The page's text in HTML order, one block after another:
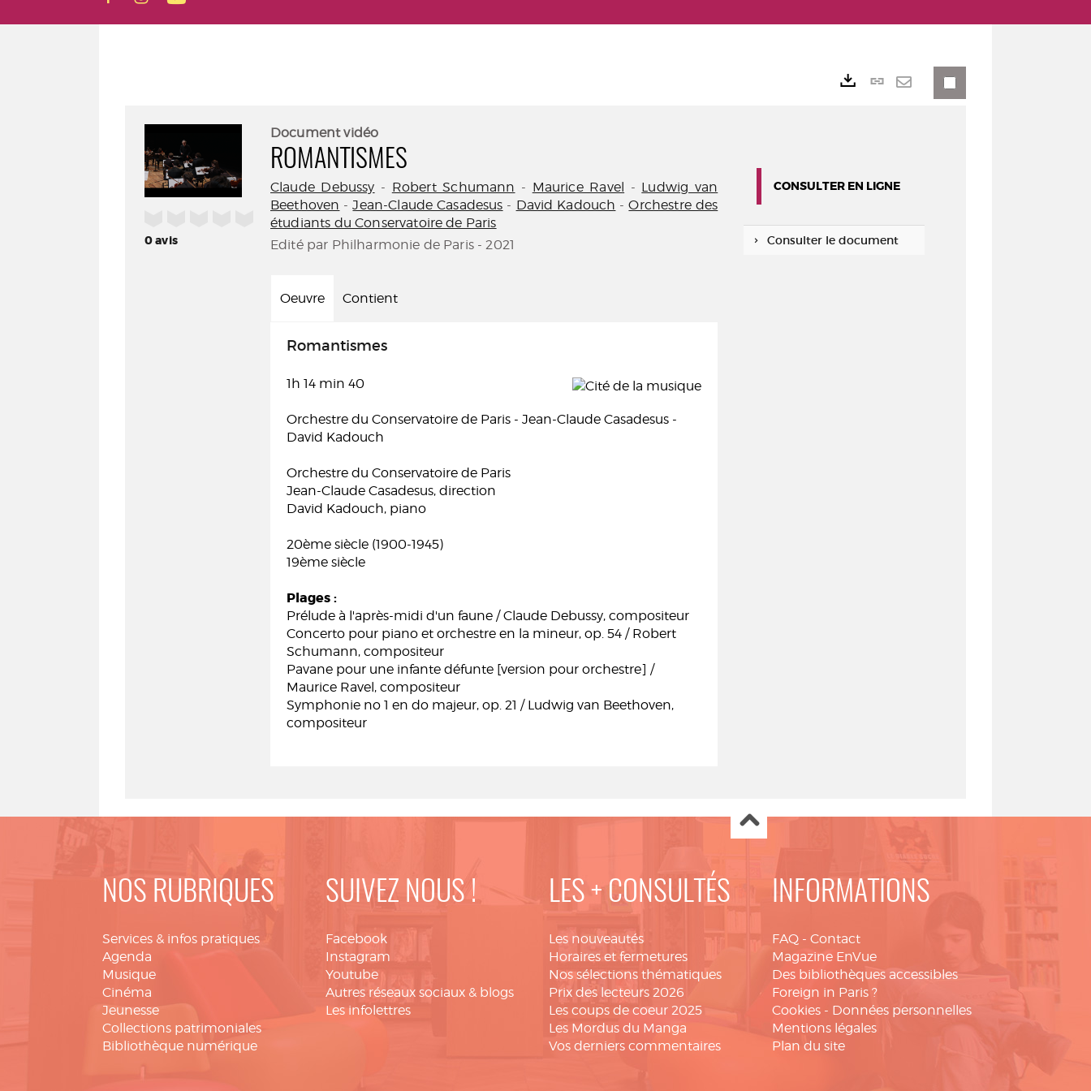
0avis
Document vidéo
ROMANTISMES
Claude Debussy - Robert Schumann - Maurice Ravel - Ludwig van
Beethoven -Jean-Claude Casadesus - David Kadouch -Orchestre des
étudiants du Conservatoire de Paris
Edité par Philharmonie de Paris - 2021
Oeuvre Contient
Romantismes
1h 14 min 40
Orchestre du Conservatoire de Paris - Jean-Claude Casadesus -
David Kadouch
Orchestre du Conservatoire de Paris
Jean-Claude Casadesus, direction
David Kadouch, piano
20ème siècle (1900-1945)
19ème siècle
Plages :
Prélude à l'après-midi d'un faune / Claude Debussy, compositeur
Concerto pour piano et orchestre en la mineur, op. 54 / Robert
Schumann, compositeur
Pavane pour une infante défunte [version pour orchestre] /
Maurice Ravel, compositeur
Symphonie no 1 en do majeur, op. 21 / Ludwig van Beethoven,
compositeur
Lien
CONSULTER EN LIGNE
Consulter le document
NOS RUBRIQUES
Services & infos pratiques
Agenda
Musique
Cinéma
Jeunesse
Collections patrimoniales
Bibliothèque numérique
SUIVEZ NOUS !
Facebook
Instagram
Youtube
Autres réseaux sociaux & blogs
Les infolettres
LES + CONSULTÉS
Les nouveautés
Horaires et fermetures
Nos sélections thématiques
Prix des lecteurs 2026
Les coups de coeur 2025
Les Mordus du Manga
Vos derniers commentaires
INFORMATIONS
FAQ - Contact
Magazine EnVue
Des bibliothèques accessibles
Foreign in Paris ?
Cookies - Données personnelles
Mentions légales
Plan du site